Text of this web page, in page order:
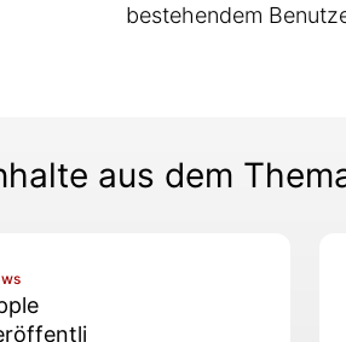
bestehendem
aus dem